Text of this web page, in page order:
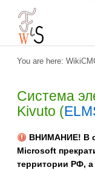
You are here:
Система
Kivuto (
ВНИМАНИЕ! В
Microsoft
территории РФ, а